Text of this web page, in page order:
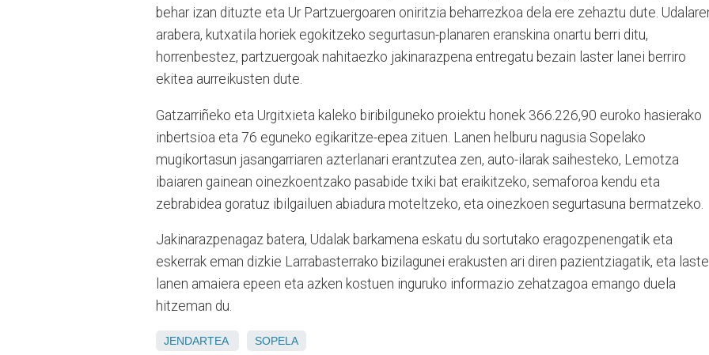
behar izan dituzte eta Ur Partzuergoaren oniritzia beharrezkoa dela ere zehaztu dute.
arabera, kutxatila horiek egokitzeko segurtasun-planaren eranskina onartu berri ditu,
horrenbestez, partzuergoak nahitaezko jakinarazpena entregatu bezain laster lanei berriro
ekitea aurreikusten dute.
Gatzarriñeko eta Urgitxieta kaleko biribilguneko proiektu honek 366.226,90 euroko hasierako
inbertsioa eta 76 eguneko egikaritze-epea zituen. Lanen helburu nagusia Sopelako
mugikortasun jasangarriaren azterlanari erantzutea zen, auto-ilarak saihesteko, Lemotza
ibaiaren gainean oinezkoentzako pasabide txiki bat eraikitzeko, semaforoa kendu eta
zebrabidea goratuz ibilgailuen abiadura moteltzeko, eta oinezkoen segurtasuna bermatzeko.
Jakinarazpenagaz batera, Udalak barkamena eskatu du sortutako eragozpenengatik eta
eskerrak eman dizkie Larrabasterrako bizilagunei erakusten ari diren pazientziagatik, eta
lanen amaiera epeen eta azken kostuen inguruko informazio zehatzagoa emango duela
hitzeman du.
JENDARTEA SOPELA